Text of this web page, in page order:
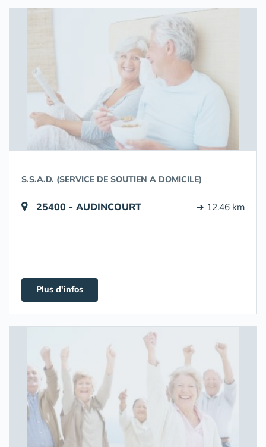
S.S.A.D. (SERVICE DE SOUTIEN A DOMICILE)
25400 - AUDINCOURT ➔ 12.46 km
Plus d'infos